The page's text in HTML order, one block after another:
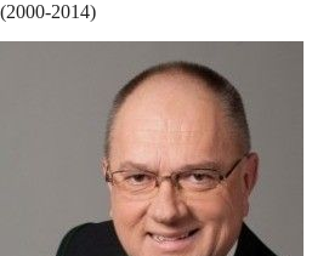
(2000-2014)